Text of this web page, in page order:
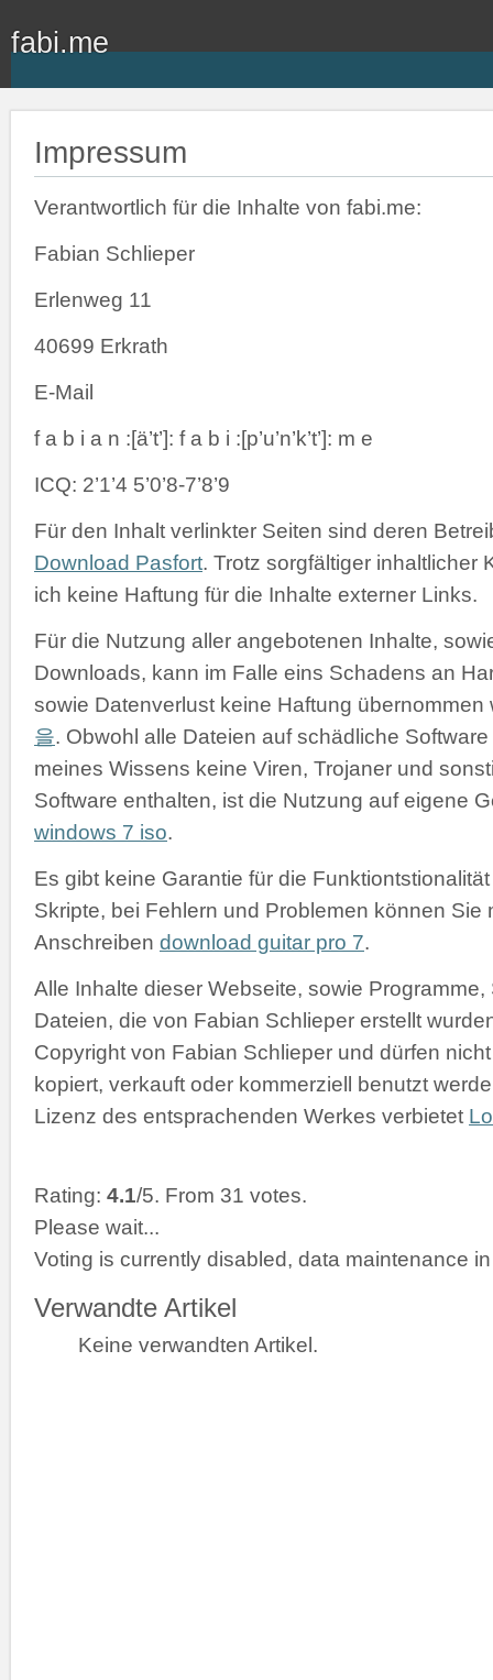
fabi.me
Impressum
Verantwortlich für die Inhalte von fabi.me:
Fabian Schlieper
Erlenweg 11
40699 Erkrath
E-Mail
f a b i a n :[ä’t’]: f a b i :[p’u’n’k’t’]: m e
ICQ: 2’1’4 5’0’8-7’8’9
Für den Inhalt verlinkter Seiten sind deren
Download Pasfort. Trotz sorgfältiger inhaltlicher
ich keine Haftung für die Inhalte externer Links.
Für die Nutzung aller angebotenen Inhalte,
Downloads, kann im Falle eins Schadens an
sowie Datenverlust keine Haftung
을. Obwohl alle Dateien auf schädliche
meines Wissens keine Viren, Trojaner und
Software enthalten, ist die Nutzung auf eigene
windows 7 iso.
Es gibt keine Garantie für die
Skripte, bei Fehlern und Problemen können Sie
Anschreiben download guitar pro 7.
Alle Inhalte dieser Webseite, sowie
Dateien, die von Fabian Schlieper erstellt
Copyright von Fabian Schlieper und dürfen
kopiert, verkauft oder kommerziell benutzt
Lizenz des entsprachenden Werkes verbietet
Rating: 4.1/5. From 31 votes.
Please wait...
Voting is currently disabled, data maintenance
Verwandte Artikel
Keine verwandten Artikel.